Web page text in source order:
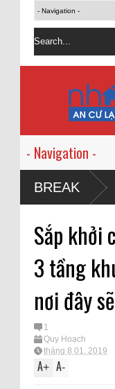
BREAK
Sắp khởi
3 tầng
nơi đây
1
Quy Hoạch
tháng 8 01, 2019
A+ A-